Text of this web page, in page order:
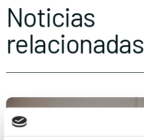
Noticias
relacionadas